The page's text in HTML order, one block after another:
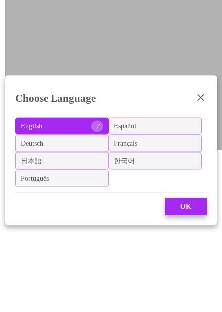
Choose Language
English Español
Deutsch Français
日本語 한국어
Português
OK